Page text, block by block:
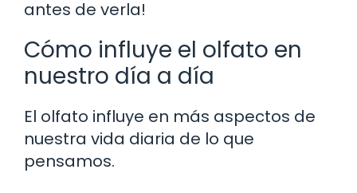
antes de verla!
Cómo influye el olfato en
nuestro día a día
El olfato influye en más aspectos de
nuestra vida diaria de lo que
pensamos.